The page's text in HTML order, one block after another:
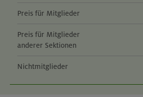
Preis für Mitglieder
Preis für Mitglieder
anderer Sektionen
Nichtmitglieder